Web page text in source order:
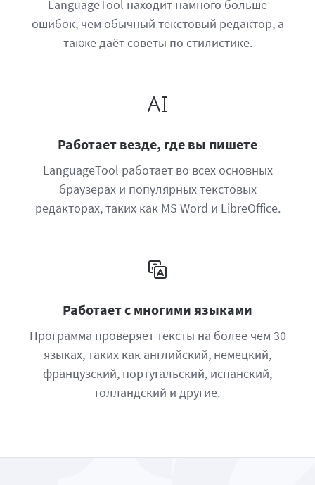
LanguageTool находит намного больше
ошибок, чем обычный текстовый редактор, а
также даёт советы по стилистике.
Работает везде, где вы пишете
LanguageTool работает во всех основных
браузерах и популярных текстовых
редакторах, таких как MS Word и LibreOffice.
Работает с многими языками
Программа проверяет тексты на более чем 30
языках, таких как английский, немецкий,
французский, португальский, испанский,
голландский и другие.